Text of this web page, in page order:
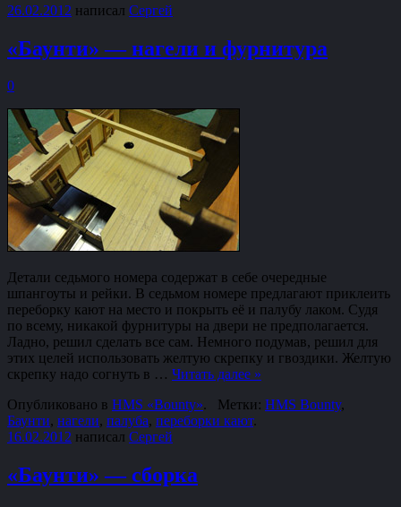
26.02.2012 написал Сергей
«Баунти» — нагели и фурнитура
0
Детали седьмого номера содержат в себе очередные
шпангоуты и рейки. В седьмом номере предлагают приклеить
переборку кают на место и покрыть её и палубу лаком. Судя
по всему, никакой фурнитуры на двери не предполагается.
Ладно, решил сделать все сам. Немного подумав, решил для
этих целей использовать желтую скрепку и гвоздики. Желтую
скрепку надо согнуть в … Читать далее »
Опубликовано в HMS «Bounty». Метки: HMS Bounty,
Баунти, нагели, палуба, переборки кают.
16.02.2012 написал Сергей
«Баунти» — сборка